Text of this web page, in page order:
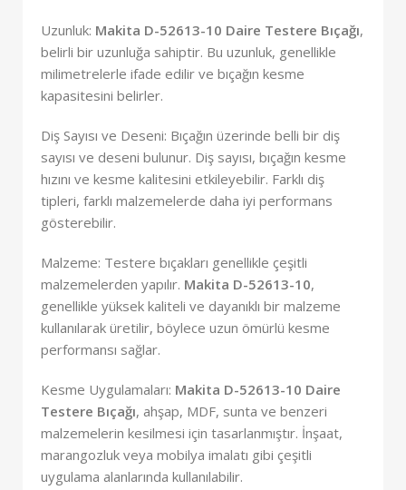
Uzunluk: Makita D-52613-10 Daire Testere Bıçağı,
belirli bir uzunluğa sahiptir. Bu uzunluk, genellikle
milimetrelerle ifade edilir ve bıçağın kesme
kapasitesini belirler.
Diş Sayısı ve Deseni: Bıçağın üzerinde belli bir diş
sayısı ve deseni bulunur. Diş sayısı, bıçağın kesme
hızını ve kesme kalitesini etkileyebilir. Farklı diş
tipleri, farklı malzemelerde daha iyi performans
gösterebilir.
Malzeme: Testere bıçakları genellikle çeşitli
malzemelerden yapılır. Makita D-52613-10,
genellikle yüksek kaliteli ve dayanıklı bir malzeme
kullanılarak üretilir, böylece uzun ömürlü kesme
performansı sağlar.
Kesme Uygulamaları: Makita D-52613-10 Daire
Testere Bıçağı, ahşap, MDF, sunta ve benzeri
malzemelerin kesilmesi için tasarlanmıştır. İnşaat,
marangozluk veya mobilya imalatı gibi çeşitli
uygulama alanlarında kullanılabilir.